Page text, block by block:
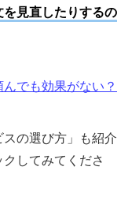
見直したりするの
でも効果がない？
の選び方」も紹介
してみてくださ